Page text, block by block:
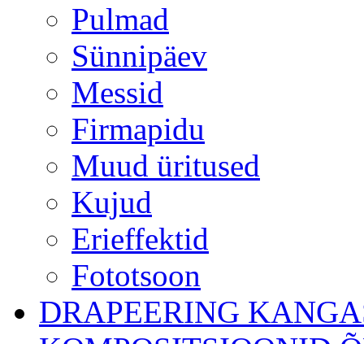
Pulmad
Sünnipäev
Messid
Firmapidu
Muud üritused
Kujud
Erieffektid
Fototsoon
DRAPEERING